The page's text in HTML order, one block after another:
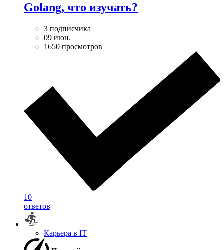
Golang, что изучать?
3 подписчика
09 июн.
1650 просмотров
10
ответов
Карьера в IT